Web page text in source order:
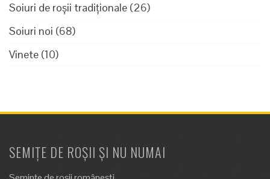
Soiuri de roșii tradiționale (26)
Soiuri noi (68)
Vinete (10)
SEMIȚE DE ROȘII ȘI NU NUMAI